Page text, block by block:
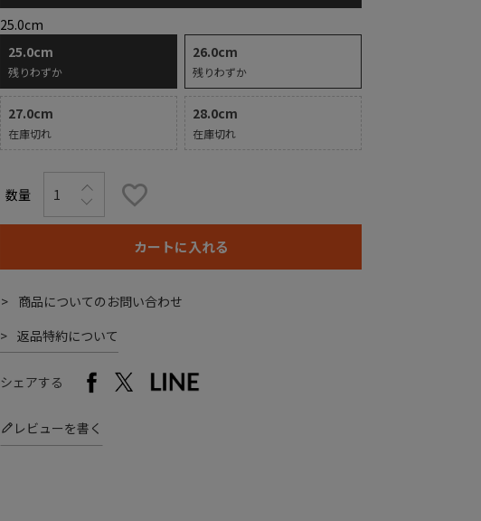
25.0cm
25.0cm
残りわずか
26.0cm
残りわずか
27.0cm
在庫切れ
28.0cm
在庫切れ
カートに入れる
商品についてのお問い合わせ
返品特約について
シェアする
レビューを書く